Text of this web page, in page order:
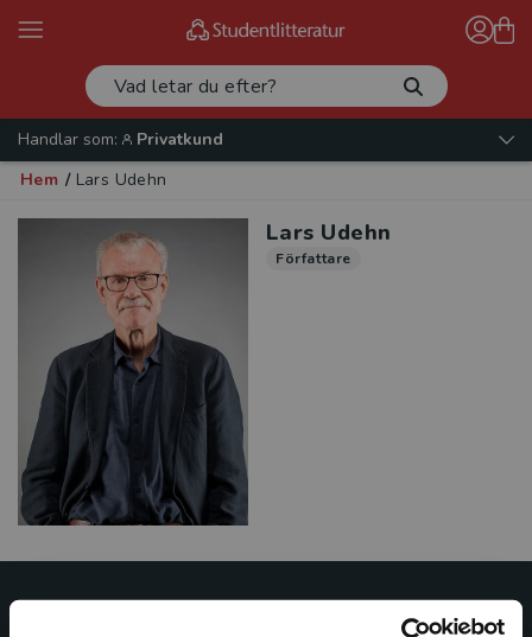
Handlar som:
Privatkund
Hem / Lars Udehn
Lars Udehn
Författare